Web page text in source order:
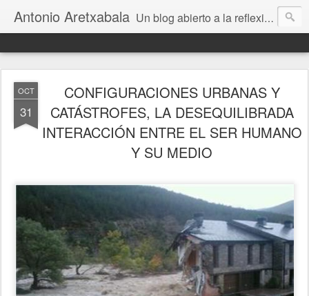
Antonio Aretxabala Un blog abierto a la reflexión, enfocado a la cultura de mitigar desastres naturales o activados por el ser humano, potenciando una visión holística y participativa, clara y crítica. Un espacio transdisciplinar para el intercambio de ideas entre personas interesadas en salvar lecciones aprendidas y ponerlas en acción, potenciando la resiliencia o capacidad de sobreponerse, ayudando a las comunidades a salir fortalecidas con las mejores herramientas: la cultura, la ciencia y la información.
OCT
31
CONFIGURACIONES URBANAS Y
CATÁSTROFES, LA DESEQUILIBRADA
INTERACCIÓN ENTRE EL SER HUMANO
Y SU MEDIO